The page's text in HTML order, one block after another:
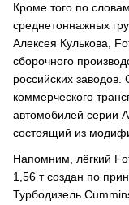
Кроме того по
среднетоннажных
Алексея Кулькова,
сборочного
российских
коммерческого
автомобилей серии
состоящий из
Напомним, лёгкий
1,56 т создан по
Турбодизель